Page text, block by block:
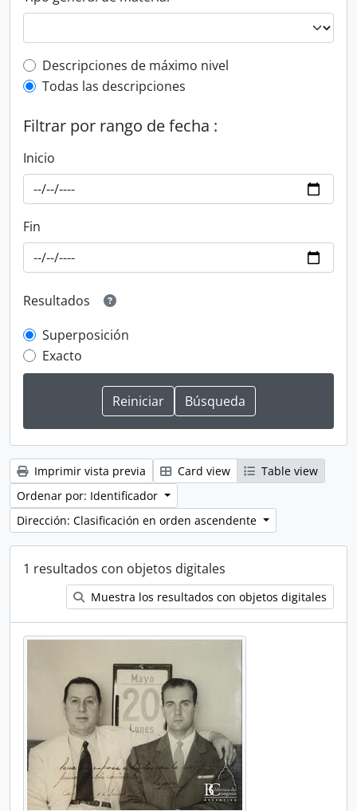
Top-level description filter
Descripciones de máximo nivel
Todas las descripciones
Filtrar por rango de fecha :
Inicio
Fin
Resultados
Superposición
Exacto
Imprimir vista previa Card view
Table view
Ordenar por: Identificador
Dirección: Clasificación en orden ascendente
1 resultados con objetos digitales
Muestra los resultados con objetos digitales